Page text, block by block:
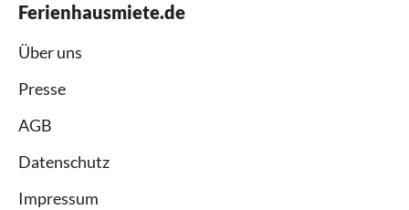
Ferienhausmiete.de
Über uns
Presse
AGB
Datenschutz
Impressum